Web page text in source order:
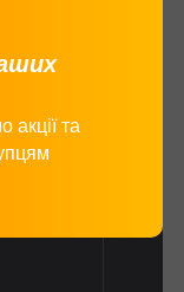
акції та